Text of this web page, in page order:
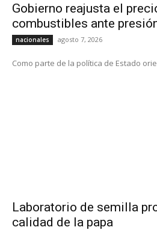
Gobierno reajusta el
combustibles ante
nacionales agosto 7, 2026
Como parte de la política de Estado
Laboratorio de semilla
calidad de la papa